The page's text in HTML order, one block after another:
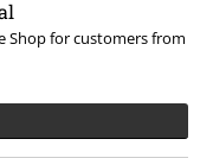
Shop for customers from